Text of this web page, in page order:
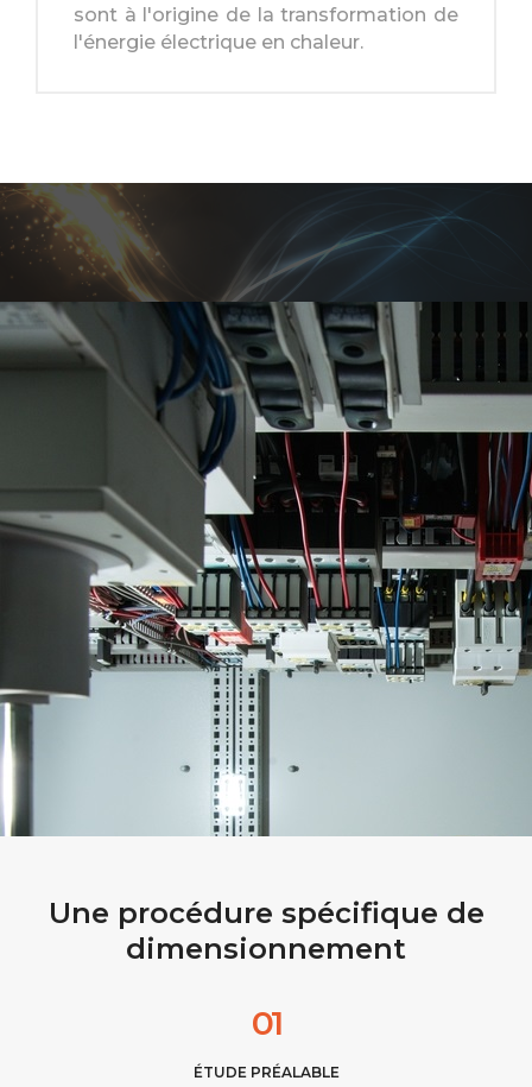
sont à l'origine de la transformation de
l'énergie électrique en chaleur.
Une procédure spécifique de
dimensionnement
01
ÉTUDE PRÉALABLE